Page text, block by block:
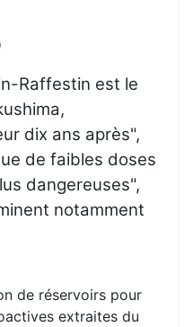
Raffestin est le
dix ans après",
de faibles doses
dangereuses",
notamment
de réservoirs pour
extraites du